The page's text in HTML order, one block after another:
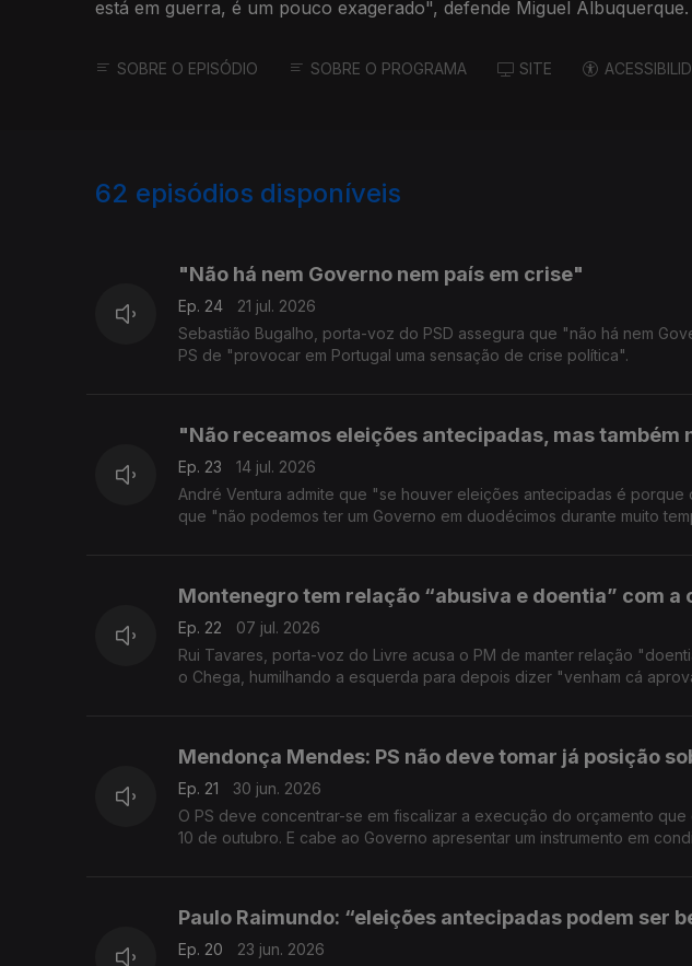
está em guerra, é um pouco exagerado", defende Miguel Albuquerque.
SOBRE O EPISÓDIO SOBRE O PROGRAMA SITE
62 episódios disponíveis
"Não há nem Governo nem país em crise"
Ep. 24
21 jul. 2026
Sebastião Bugalho, porta-voz do PSD assegura que "não há nem
PS de "provocar em Portugal uma sensação de crise política".
"Não receamos eleições antecipadas, mas também
Ep. 23
14 jul. 2026
André Ventura admite que "se houver eleições antecipadas é porque
que "não podemos ter um Governo em duodécimos durante muito
Montenegro tem relação “abusiva e doentia” com a
Ep. 22
07 jul. 2026
Rui Tavares, porta-voz do Livre acusa o PM de manter relação
o Chega, humilhando a esquerda para depois dizer "venham cá
Mendonça Mendes: PS não deve tomar já posição
Ep. 21
30 jun. 2026
O PS deve concentrar-se em fiscalizar a execução do orçamento
10 de outubro. E cabe ao Governo apresentar um instrumento em
Paulo Raimundo: “eleições antecipadas podem ser
Ep. 20
23 jun. 2026